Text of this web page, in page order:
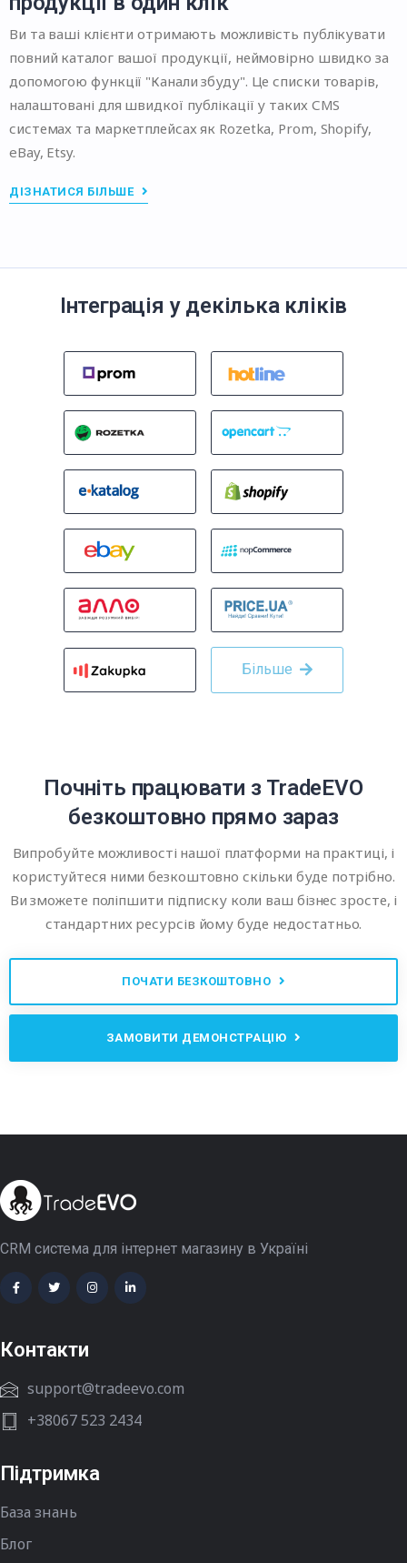
Ви та ваші клієнти отримають можливість публікувати
повний каталог вашої продукції, неймовірно швидко за
допомогою функції "Канали збуду". Це списки товарів,
налаштовані для швидкої публікації у таких СMS
системах та маркетплейсах як Rozetka, Prom, Shopify,
eBay, Etsy.
ДІЗНАТИСЯ БІЛЬШЕ
Інтеграція у декілька кліків
Більше
Почніть працювати з TradeEVO
безкоштовно прямо зараз
Випробуйте можливості нашої платформи на практиці, і
користуйтеся ними безкоштовно скільки буде потрібно.
Ви зможете поліпшити підписку коли ваш бізнес зросте, і
стандартних ресурсів йому буде недостатньо.
ПОЧАТИ БЕЗКОШТОВНО
ЗАМОВИТИ ДЕМОНСТРАЦІЮ
CRM система для інтернет магазину в Україні
Контакти
support@tradeevo.com
+38067 523 2434
Підтримка
База знань
Блог